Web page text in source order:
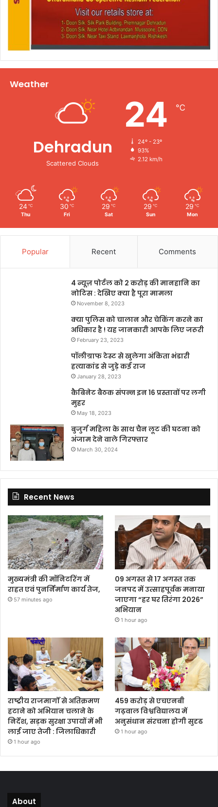
Weather
Dehradun
Scattered Clouds
24 ℃
24º - 23º
93%
2.12 km/h
24 ℃
Thu
30 ℃
Fri
29 ℃
Sat
29 ℃
Sun
29 ℃
Mon
Popular Recent Comments
4 न्यूज़ पोर्टल को 2 करोड़ की मानहानि का
नोटिस : देखिए क्या है पूरा मामला
November 8, 2023
क्या पुलिस को चालान और चेकिंग करने का
अधिकार है ! यह जानकारी आपके लिए जरूरी
February 23, 2023
पॉलीग्राफ टेस्ट से खुलेगा अंकिता भंडारी
हत्याकांड से जुड़े कई राज
January 28, 2023
कैबिनेट बैठक संपन्न इन 16 प्रस्तावों पर लगी
मुहर
May 18, 2023
बुजुर्ग महिला के साथ चैन लूट की घटना को
अंजाम देने वाले गिरफ्तार
March 30, 2024
Recent News
मुख्यमंत्री की मॉनिटरिंग में
राहत एवं पुनर्निर्माण कार्य तेज,
57 minutes ago
09 अगस्त से 17 अगस्त तक
जनपद में उत्साहपूर्वक मनाया
जाएगा “हर घर तिरंगा 2026”
अभियान
1 hour ago
राष्ट्रीय राजमार्गों से अतिक्रमण
हटाने को अभियान चलाने के
निर्देश, सड़क सुरक्षा उपायों में भी
लाई जाए तेजी : जिलाधिकारी
1 hour ago
459 करोड़ से एचएनबी
गढ़वाल विश्वविद्यालय में
अनुसंधान संरचना होगी सुदृढ
1 hour ago
About